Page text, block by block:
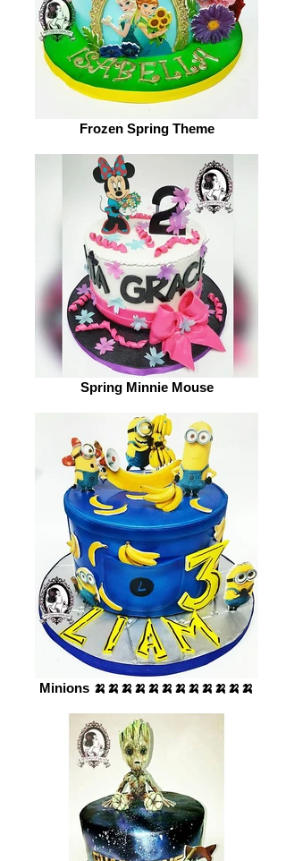
Frozen Spring Theme
Spring Minnie Mouse
Minions 🍌🍌🍌🍌🍌🍌🍌🍌🍌🍌🍌🍌